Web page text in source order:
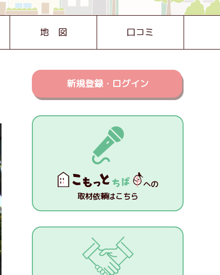
地 図 口コミ
新規登録・ログイン
への
取材依頼はこちら